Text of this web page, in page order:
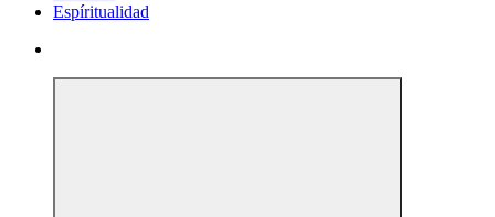
Espíritualidad